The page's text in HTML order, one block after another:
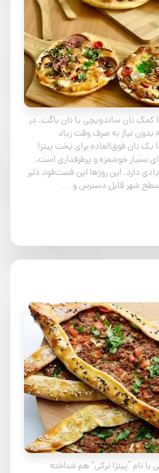
کمک نان ساندویچی یا نان باگت. در
نیاز به صرف وقت زیاد
یک نان فوق‌العاده برای پخت پیتزا
بسیار خوشمزه و پرطرفداری است.
دارد. این روزها این فست‌فود دلبر
شهر قابل دسترس و …
نام “پیتزا ترکی” هم شناخته